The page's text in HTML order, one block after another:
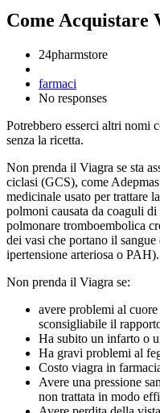
Come Acquistare
24pharmstore
farmaci
No responses
Potrebbero esserci altri nomi
senza la ricetta.
Non prenda il Viagra se sta
ciclasi (GCS), come
medicinale usato per trattare
polmoni causata da coaguli
polmonare tromboembolica
dei vasi che portano il
ipertensione arteriosa o PAH).
Non prenda il Viagra se:
avere problemi al
sconsigliabile il
Ha subito un infarto o
Ha gravi problemi al
Costo viagra in
Avere una pressione
non trattata in modo